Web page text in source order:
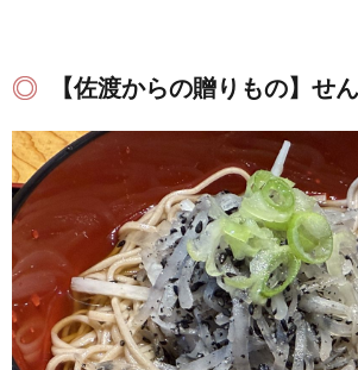
【佐渡からの贈りもの】せ